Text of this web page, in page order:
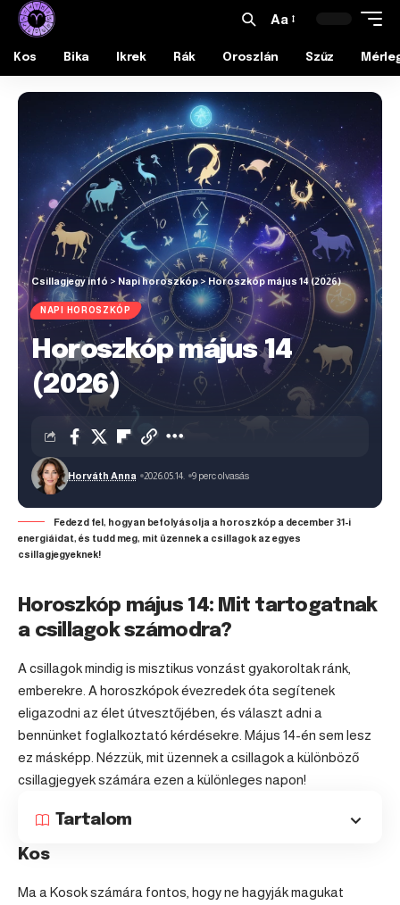
Aa
Kos Bika Ikrek Rák Oroszlán Szűz
Csillagjegy infó > Napi horoszkóp>Horoszkóp május 14 (2026)
NAPI HOROSZKÓP
Horoszkóp május 14
(2026)
Horváth Anna 2026.05.14. 9 perc olvasás
Fedezd fel, hogyan befolyásolja a horoszkóp a december 31-i
energiáidat, és tudd meg, mit üzennek a csillagok az egyes
csillagjegyeknek!
Horoszkóp május 14: Mit tartogatnak
a csillagok számodra?
A csillagok mindig is misztikus vonzást gyakoroltak ránk,
emberekre. A horoszkópok évezredek óta segítenek
eligazodni az élet útvesztőjében, és választ adni a
bennünket foglalkoztató kérdésekre. Május 14-én sem lesz
ez másképp. Nézzük, mit üzennek a csillagok a különböző
csillagjegyek számára ezen a különleges napon!
Tartalom
Kos
Ma a Kosok számára fontos, hogy ne hagyják magukat